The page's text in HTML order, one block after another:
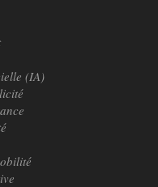
(IA)